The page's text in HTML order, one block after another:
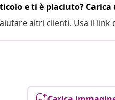
e ti è piaciuto? Carica
altri clienti. Usa il link